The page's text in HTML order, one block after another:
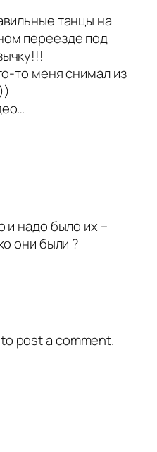
танцы на
переезде под
то меня снимал из
и надо было их –
они были ?
to post a comment.